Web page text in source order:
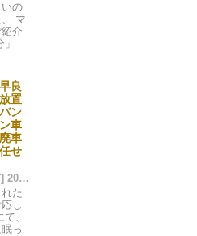
の
マ
介
良
置
ン
車
車
せ
[サイセイ 廃車ネット 福岡市] 2025/07/20 08:26
た
し
、
っ